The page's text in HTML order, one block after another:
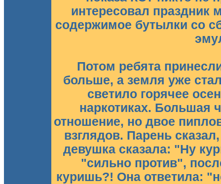
интересовал
содержимое бутылки со
Потом ребята
больше, а земля уже
светило горячее
наркотиках. Большая
отношение, но двое
взглядов. Парень
девушка сказала: "Ну
"сильно против",
куришь?! Она ответила: